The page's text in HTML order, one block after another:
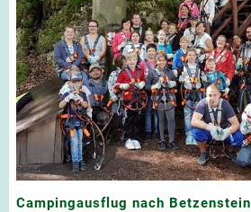
Campingausflug nach Betzenstein